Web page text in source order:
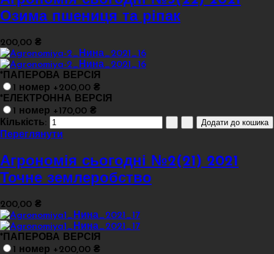
Озима пшениця та ріпак
200,00 ₴
* ПАПЕРОВА ВЕРСІЯ
1 номер +200,00 ₴
* ЕЛЕКТРОННА ВЕРСІЯ
1 номер +170,00 ₴
Кількість:
Переглянути
Агрономія сьогодні №2(21) 2021
Точне землеробство
200,00 ₴
* ПАПЕРОВА ВЕРСІЯ
1 номер +200,00 ₴